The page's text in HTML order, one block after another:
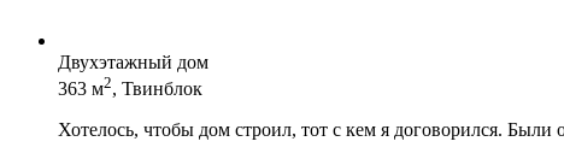
Двухэтажный дом
363 м2, Твинблок
Хотелось, чтобы дом строил, тот с кем я договорился. Были